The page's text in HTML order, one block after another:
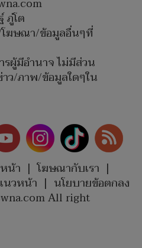
ภู่โต
ฆษณา/ข้อมูลอื่นๆที่
รผู้มีอำนาจ ไม่มีส่วน
าว/ภาพ/ข้อมูลใดๆใน
น้า | โฆษณากับเรา |
วหน้า | นโยบายข้อตกลง
All right